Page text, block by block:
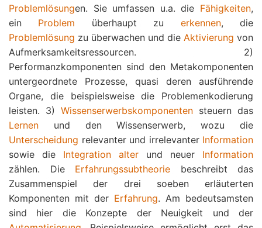
Problemlösungen. Sie umfassen u.a. die Fähigkeiten,
ein Problem überhaupt zu erkennen, die
Problemlösung zu überwachen und die Aktivierung von
Aufmerksamkeitsressourcen. 2)
Performanzkomponenten sind den Metakomponenten
untergeordnete Prozesse, quasi deren ausführende
Organe, die beispielsweise die Problemenkodierung
leisten. 3) Wissenserwerbskomponenten steuern das
Lernen und den Wissenserwerb, wozu die
Unterscheidung relevanter und irrelevanter Information
sowie die Integration alter und neuer Information
zählen. Die Erfahrungssubtheorie beschreibt das
Zusammenspiel der drei soeben erläuterten
Komponenten mit der Erfahrung. Am bedeutsamsten
sind hier die Konzepte der Neuigkeit und der